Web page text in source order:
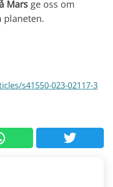
Mars ge oss om
planeten.
s41550-023-02117-3